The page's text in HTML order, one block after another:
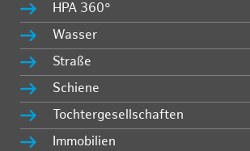
HPA 360°
Wasser
Straße
Schiene
Tochtergesellschaften
Immobilien